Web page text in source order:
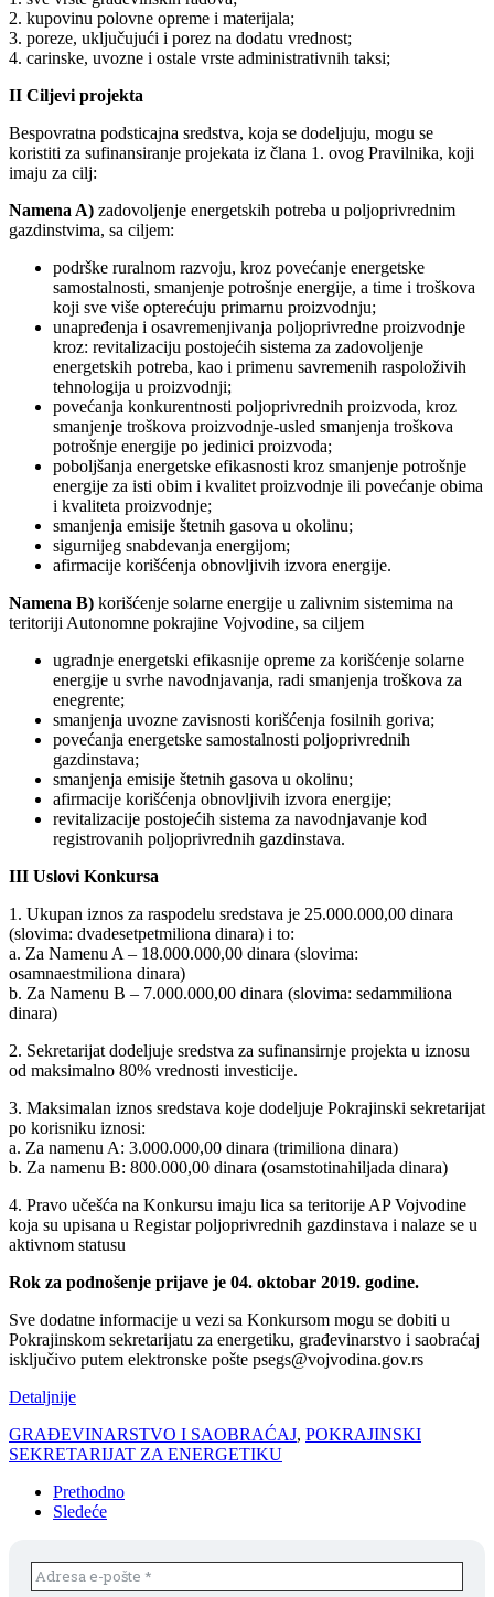
2. kupovinu polovne opreme i materijala;
3. poreze, uključujući i porez na dodatu vrednost;
4. carinske, uvozne i ostale vrste administrativnih taksi;
II Ciljevi projekta
Bespovratna podsticajna sredstva, koja se dodeljuju, mogu se
koristiti za sufinansiranje projekata iz člana 1. ovog Pravilnika, koji
imaju za cilj:
Namena A) zadovoljenje energetskih potreba u poljoprivrednim
gazdinstvima, sa ciljem:
podrške ruralnom razvoju, kroz povećanje energetske
samostalnosti, smanjenje potrošnje energije, a time i troškova
koji sve više opterećuju primarnu proizvodnju;
unapređenja i osavremenjivanja poljoprivredne proizvodnje
kroz: revitalizaciju postojećih sistema za zadovoljenje
energetskih potreba, kao i primenu savremenih raspoloživih
tehnologija u proizvodnji;
povećanja konkurentnosti poljoprivrednih proizvoda, kroz
smanjenje troškova proizvodnje-usled smanjenja troškova
potrošnje energije po jedinici proizvoda;
poboljšanja energetske efikasnosti kroz smanjenje potrošnje
energije za isti obim i kvalitet proizvodnje ili povećanje obima
i kvaliteta proizvodnje;
smanjenja emisije štetnih gasova u okolinu;
sigurnijeg snabdevanja energijom;
afirmacije korišćenja obnovljivih izvora energije.
Namena B) korišćenje solarne energije u zalivnim sistemima na
teritoriji Autonomne pokrajine Vojvodine, sa ciljem
ugradnje energetski efikasnije opreme za korišćenje solarne
energije u svrhe navodnjavanja, radi smanjenja troškova za
enegrente;
smanjenja uvozne zavisnosti korišćenja fosilnih goriva;
povećanja energetske samostalnosti poljoprivrednih
gazdinstava;
smanjenja emisije štetnih gasova u okolinu;
afirmacije korišćenja obnovljivih izvora energije;
revitalizacije postojećih sistema za navodnjavanje kod
registrovanih poljoprivrednih gazdinstava.
III Uslovi Konkursa
1. Ukupan iznos za raspodelu sredstava je 25.000.000,00 dinara
(slovima: dvadesetpetmiliona dinara) i to:
a. Za Namenu A – 18.000.000,00 dinara (slovima:
osamnaestmiliona dinara)
b. Za Namenu B – 7.000.000,00 dinara (slovima: sedammiliona
dinara)
2. Sekretarijat dodeljuje sredstva za sufinansirnje projekta u iznosu
od maksimalno 80% vrednosti investicije.
3. Maksimalan iznos sredstava koje dodeljuje Pokrajinski sekretarijat
po korisniku iznosi:
a. Za namenu A: 3.000.000,00 dinara (trimiliona dinara)
b. Za namenu B: 800.000,00 dinara (osamstotinahiljada dinara)
4. Pravo učešća na Konkursu imaju lica sa teritorije AP Vojvodine
koja su upisana u Registar poljoprivrednih gazdinstava i nalaze se u
aktivnom statusu
Rok za podnošenje prijave je 04. oktobar 2019. godine.
Sve dodatne informacije u vezi sa Konkursom mogu se dobiti u
Pokrajinskom sekretarijatu za energetiku, građevinarstvo i saobraćaj
isključivo putem elektronske pošte psegs@vojvodina.gov.rs
Detaljnije
GRAĐEVINARSTVO I SAOBRAĆAJ, POKRAJINSKI
SEKRETARIJAT ZA ENERGETIKU
Prethodno
Sledeće